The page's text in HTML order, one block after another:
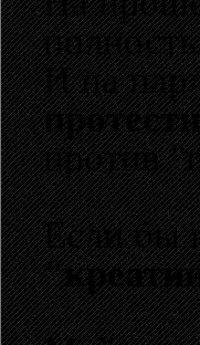
И на
против
Если бы